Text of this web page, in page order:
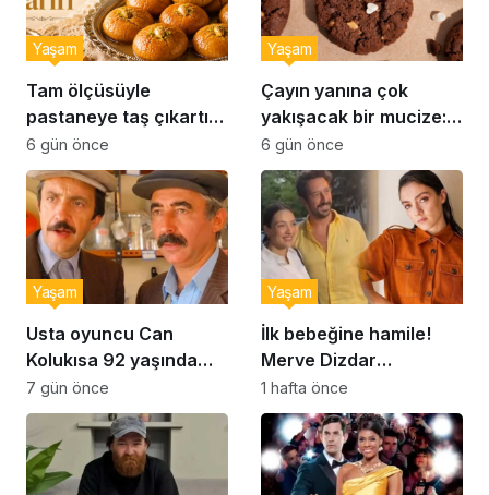
Tam ölçüsüyle
pastaneye taş çıkartır:
Şekerpare tarifi
Yaşam
6 gün önce
Çayın yanına çok
yakışacak bir mucize:
Brownie tadında ıslak
kurabiye tarifi…
Yaşam
6 gün önce
Usta oyuncu Can
Kolukısa 92 yaşında
hayatını kaybetti
Yaşam
7 gün önce
İlk bebeğine hamile!
Merve Dizdar
sessizliğini bozdu: ‘İsim
bulmak çok zor’
Yaşam
1 hafta önce